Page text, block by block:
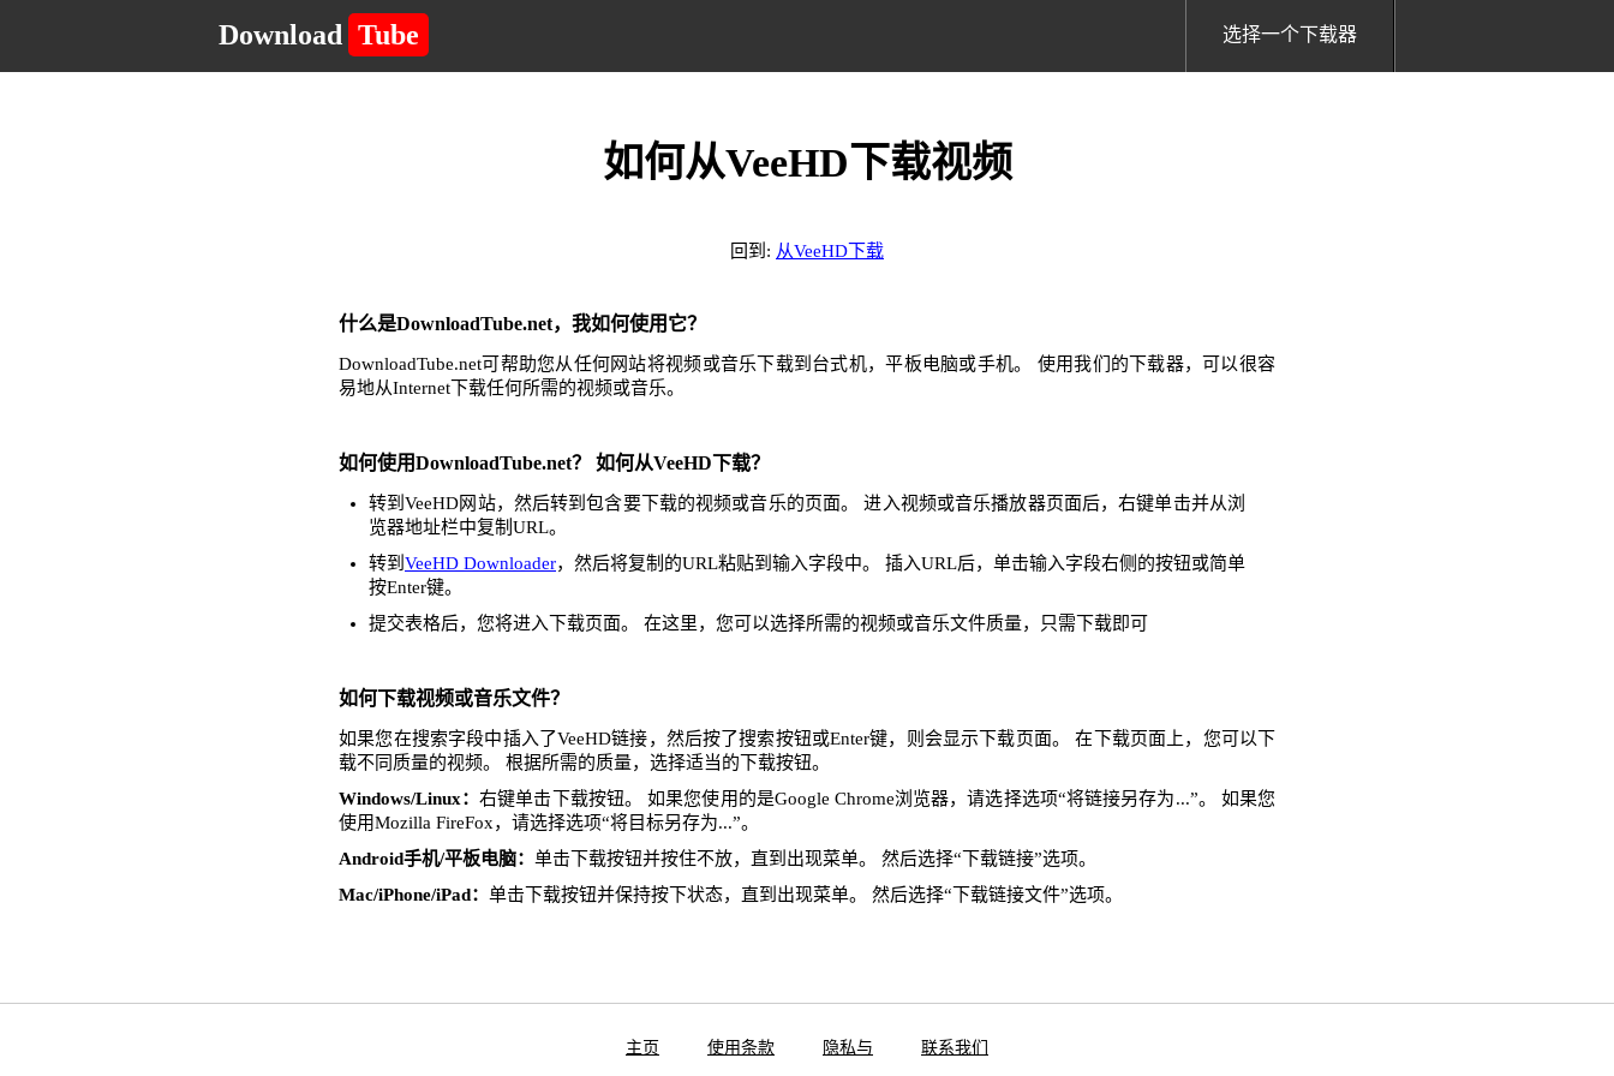
Download Tube 选择一个下载器
如何从VeeHD下载视频
回到: 从VeeHD下载
什么是DownloadTube.net，我如何使用它？
DownloadTube.net可帮助您从任何网站将视频或音乐下载到台式机，平板电脑或手机。 使用我们的下载器，可以很容
易地从Internet下载任何所需的视频或音乐。
如何使用DownloadTube.net？ 如何从VeeHD下载？
转到VeeHD网站，然后转到包含要下载的视频或音乐的页面。 进入视频或音乐播放器页面后，右键单击并从浏
览器地址栏中复制URL。
转到 VeeHD Downloader，然后将复制的URL粘贴到输入字段中。 插入URL后，单击输入字段右侧的按钮或简单
按Enter键。
提交表格后，您将进入下载页面。 在这里，您可以选择所需的视频或音乐文件质量，只需下载即可
如何下载视频或音乐文件？
如果您在搜索字段中插入了VeeHD链接，然后按了搜索按钮或Enter键，则会显示下载页面。 在下载页面上，您可以下
载不同质量的视频。 根据所需的质量，选择适当的下载按钮。
Windows/Linux：右键单击下载按钮。 如果您使用的是Google Chrome浏览器，请选择选项“将链接另存为...”。 如果您
使用Mozilla FireFox，请选择选项“将目标另存为...”。
Android手机/平板电脑： 单击下载按钮并按住不放，直到出现菜单。 然后选择“下载链接”选项。
Mac/iPhone/iPad： 单击下载按钮并保持按下状态，直到出现菜单。 然后选择“下载链接文件”选项。
主页 使用条款 隐私与 联系我们